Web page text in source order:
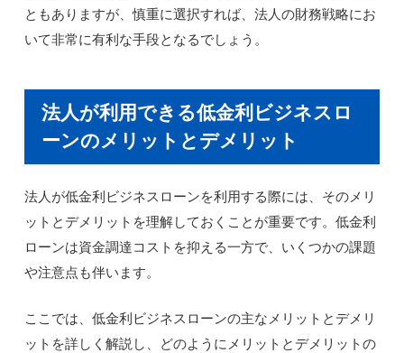
ともありますが、慎重に選択すれば、法人の財務戦略にお
いて非常に有利な手段となるでしょう。
法人が利用できる低金利ビジネスロ
ーンのメリットとデメリット
法人が低金利ビジネスローンを利用する際には、そのメリ
ットとデメリットを理解しておくことが重要です。低金利
ローンは資金調達コストを抑える一方で、いくつかの課題
や注意点も伴います。
ここでは、低金利ビジネスローンの主なメリットとデメリ
ットを詳しく解説し、どのようにメリットとデメリットの